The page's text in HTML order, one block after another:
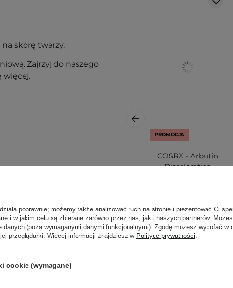
skórę twarzy.
Zajrzyj do naszego
więcej.
podrażnienia,
w zacienionym
nie wpłyną na
Najbardziej aktualne
pytania?
PROMOCJA
COSRX - Arbutin
Discoloration
Masek
Rozjaśniających z
Alfa-Arbutyną -
poprawnie; możemy także analizować ruch na stronie i prezentować Ci
i w jakim celu są zbierane zarówno przez nas, jak i naszych partnerów.
danych (poza wymaganymi danymi funkcjonalnymi). Zgodę możesz wycofać w
przeglądarki. Więcej informacji znajdziesz w Polityce prywatności.
cookie (wymagane)